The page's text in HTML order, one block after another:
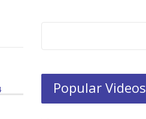
Popular Videos